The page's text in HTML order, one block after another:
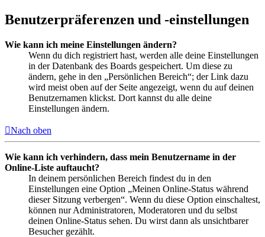
Benutzerpräferenzen und -einstellungen
Wie kann ich meine Einstellungen ändern?
Wenn du dich registriert hast, werden alle deine Einstellungen
in der Datenbank des Boards gespeichert. Um diese zu
ändern, gehe in den „Persönlichen Bereich“; der Link dazu
wird meist oben auf der Seite angezeigt, wenn du auf deinen
Benutzernamen klickst. Dort kannst du alle deine
Einstellungen ändern.
Nach oben
Wie kann ich verhindern, dass mein Benutzername in der
Online-Liste auftaucht?
In deinem persönlichen Bereich findest du in den
Einstellungen eine Option „Meinen Online-Status während
dieser Sitzung verbergen“. Wenn du diese Option einschaltest,
können nur Administratoren, Moderatoren und du selbst
deinen Online-Status sehen. Du wirst dann als unsichtbarer
Besucher gezählt.